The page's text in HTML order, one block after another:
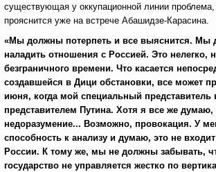
существующая у оккупационной линии
прояснится уже на встрече Абашидзе-Карасина.
«Мы должны потерпеть и все выяснится. Мы
наладить отношения с Россией. Это нелегко,
безграничного времени. Что касается
создавшейся в Дици обстановки, все может
июня, когда мой специальный представитель
представителем Путина. Хотя я все же думаю,
недоразумение... Возможно, провокация. У
способность к анализу и думаю, это не
России. К тому же, мы не должны забывать,
государство не управляется жестко по